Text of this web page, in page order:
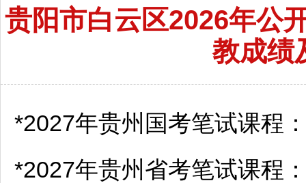
贵阳市白云区2026年公
教成绩
*2027年贵州国考笔试课程
*2027年贵州省考笔试课程